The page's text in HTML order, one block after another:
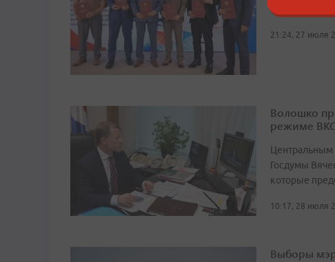
Выборы в
21:24, 27 июля
Волошко
режиме ВКС
Центральным
Госдумы
которые
10:17, 28 июля
Выборы